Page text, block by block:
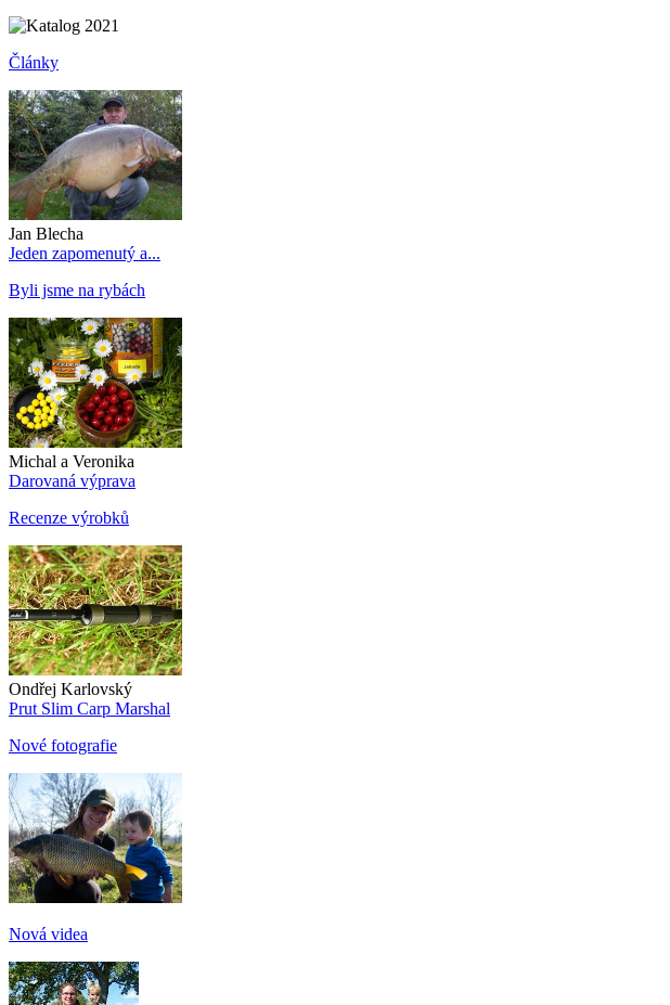
Články
Jan Blecha
Jeden zapomenutý a...
Byli jsme na rybách
Michal a Veronika
Darovaná výprava
Recenze výrobků
Ondřej Karlovský
Prut Slim Carp Marshal
Nové fotografie
Nová videa